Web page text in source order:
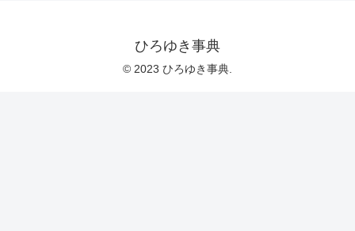
ひろゆき事典
© 2023 ひろゆき事典.